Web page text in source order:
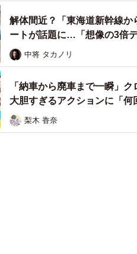
グバイクを作ろうということ
月にアメリカで開催された「
、これまで数々の受賞歴があ
１５匹と暮らす大の猫好きと
してきた。
期間は約２週間。廃校になっ
解体間近？「東海道新幹線
ートが話題に…「想像の3倍デ
中将 タカノリ
「納車から廃車まで一瞬」
大胆すぎるアクションに「何
梨木 香奈